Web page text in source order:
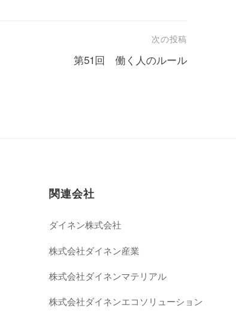
次の投稿
第51回 働く人のルール
関連会社
ダイネン株式会社
株式会社ダイネン産業
株式会社ダイネンマテリアル
株式会社ダイネンエコソリューション